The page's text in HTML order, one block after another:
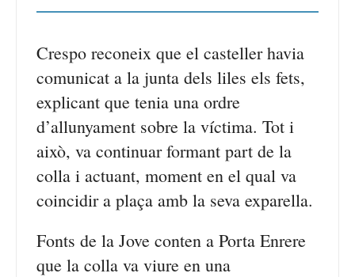
Crespo reconeix que el casteller havia
comunicat a la junta dels liles els fets,
explicant que tenia una ordre
d’allunyament sobre la víctima. Tot i
això, va continuar formant part de la
colla i actuant, moment en el qual va
coincidir a plaça amb la seva exparella.
Fonts de la Jove conten a Porta Enrere
que la colla va viure en una